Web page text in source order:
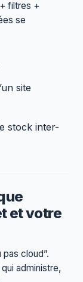
filtres +
se
site
stock inter-
et votre
cloud”.
administre,